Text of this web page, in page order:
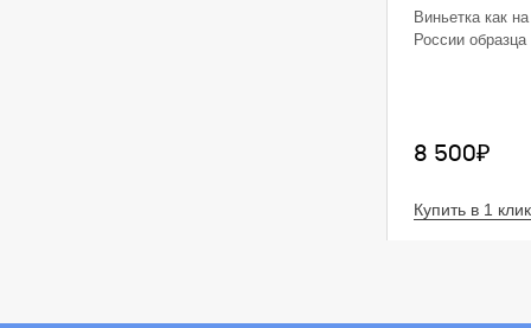
Виньетка как
России образца
8 500₽
Купить в 1 клик